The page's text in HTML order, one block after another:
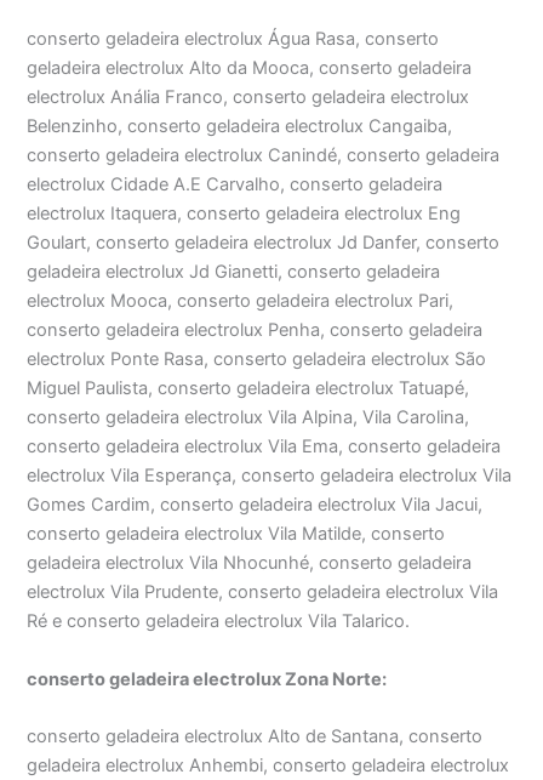
conserto geladeira electrolux Água Rasa, conserto
geladeira electrolux Alto da Mooca, conserto geladeira
electrolux Anália Franco, conserto geladeira electrolux
Belenzinho, conserto geladeira electrolux Cangaiba,
conserto geladeira electrolux Canindé, conserto geladeira
electrolux Cidade A.E Carvalho, conserto geladeira
electrolux Itaquera, conserto geladeira electrolux Eng
Goulart, conserto geladeira electrolux Jd Danfer, conserto
geladeira electrolux Jd Gianetti, conserto geladeira
electrolux Mooca, conserto geladeira electrolux Pari,
conserto geladeira electrolux Penha, conserto geladeira
electrolux Ponte Rasa, conserto geladeira electrolux São
Miguel Paulista, conserto geladeira electrolux Tatuapé,
conserto geladeira electrolux Vila Alpina, Vila Carolina,
conserto geladeira electrolux Vila Ema, conserto geladeira
electrolux Vila Esperança, conserto geladeira electrolux Vila
Gomes Cardim, conserto geladeira electrolux Vila Jacui,
conserto geladeira electrolux Vila Matilde, conserto
geladeira electrolux Vila Nhocunhé, conserto geladeira
electrolux Vila Prudente, conserto geladeira electrolux Vila
Ré e conserto geladeira electrolux Vila Talarico.
conserto geladeira electrolux Zona Norte:
conserto geladeira electrolux Alto de Santana, conserto
geladeira electrolux Anhembi, conserto geladeira electrolux